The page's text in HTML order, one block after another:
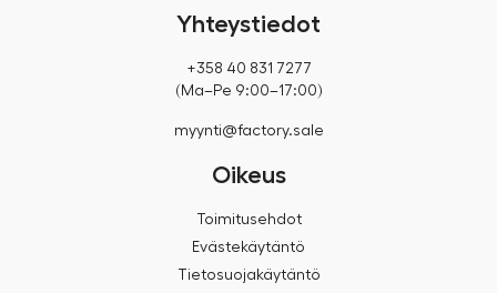
Yhteystiedot
+358 40 831 7277
(Ma–Pe 9:00–17:00)
myynti@factory.sale
Oikeus
Toimitusehdot
Evästekäytäntö
Tietosuojakäytäntö